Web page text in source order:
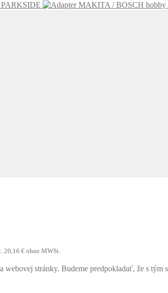
20,16 € ohne MWSt.
stránky. Budeme predpokladať, že s tým